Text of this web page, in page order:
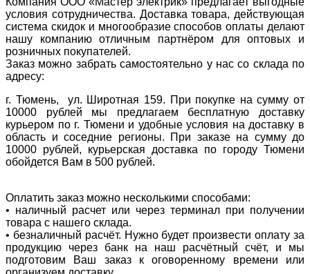
условия сотрудничества. Доставка товара, действующая
система скидок и многообразие способов оплаты делают
нашу компанию отличным партнёром для оптовых и
розничных покупателей.
Заказ можно забрать самостоятельно у нас со склада по
адресу:
г. Тюмень, ул. Широтная 159. При покупке на сумму от
10000 рублей мы предлагаем бесплатную доставку
курьером по г. Тюмени и удобные условия на доставку в
область и соседние регионы. При заказе на сумму до
10000 рублей, курьерская доставка по городу Тюмени
обойдется Вам в 500 рублей.
Оплатить заказ можно несколькими способами:
• наличный расчет или через терминал при получении
товара с нашего склада.
• безналичный расчёт. Нужно будет произвести оплату за
продукцию через банк на наш расчётный счёт, и мы
подготовим Ваш заказ к оговоренному времени или